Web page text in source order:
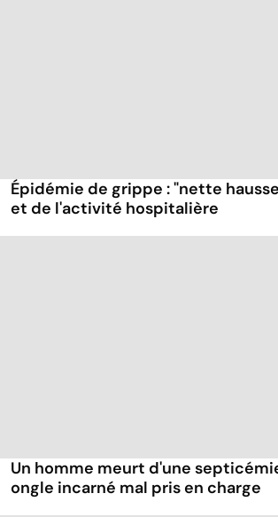
Épidémie de grippe : "nette
et de l'activité hospitalière
Un homme meurt d'une
ongle incarné mal pris en charge